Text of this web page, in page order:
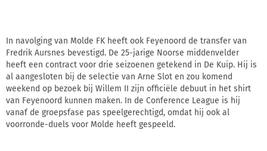
In navolging van Molde FK heeft ook Feyenoord de transfer van
Fredrik Aursnes bevestigd. De 25-jarige Noorse middenvelder
heeft een contract voor drie seizoenen getekend in De Kuip. Hij is
al aangesloten bij de selectie van Arne Slot en zou komend
weekend op bezoek bij Willem II zijn officiële debuut in het shirt
van Feyenoord kunnen maken. In de Conference League is hij
vanaf de groepsfase pas speelgerechtigd, omdat hij ook al
voorronde-duels voor Molde heeft gespeeld.